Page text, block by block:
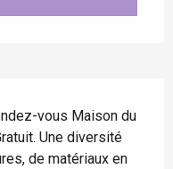
vous Maison du
Une diversité
de matériaux en